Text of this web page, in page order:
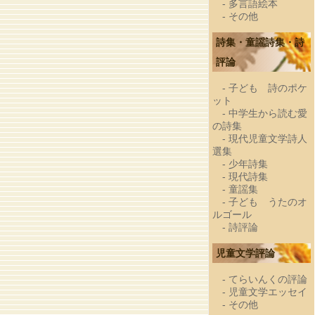
- 多言語絵本
- その他
詩集・童謡詩集・詩
評論
- 子ども 詩のポケ
ット
- 中学生から読む愛
の詩集
- 現代児童文学詩人
選集
- 少年詩集
- 現代詩集
- 童謡集
- 子ども うたのオ
ルゴール
- 詩評論
児童文学評論
- てらいんくの評論
- 児童文学エッセイ
- その他